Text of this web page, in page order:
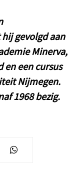
gevolgd aan
Minerva,
een cursus
Nijmegen.
1968 bezig.